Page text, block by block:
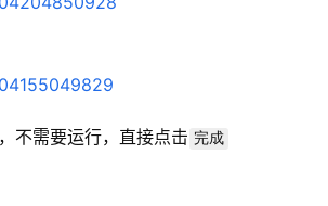
不需要运行，直接点击 完成